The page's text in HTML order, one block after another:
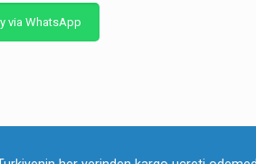
via WhatsApp